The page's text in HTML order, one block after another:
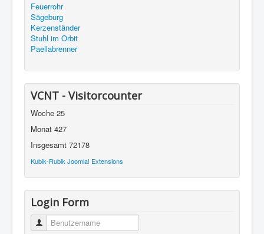
Feuerrohr
Sägeburg
Kerzenständer
Stuhl im Orbit
Paellabrenner
VCNT - Visitorcounter
Woche 25
Monat 427
Insgesamt 72178
Kubik-Rubik Joomla! Extensions
Login Form
Benutzername